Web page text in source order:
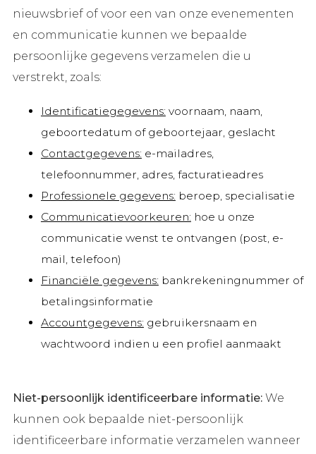
nieuwsbrief of voor een van onze evenementen
en communicatie kunnen we bepaalde
persoonlijke gegevens verzamelen die u
verstrekt, zoals:
Identificatiegegevens: voornaam, naam,
geboortedatum of geboortejaar, geslacht
Contactgegevens: e-mailadres,
telefoonnummer, adres, facturatieadres
Professionele gegevens: beroep, specialisatie
Communicatievoorkeuren: hoe u onze
communicatie wenst te ontvangen (post, e-
mail, telefoon)
Financiële gegevens: bankrekeningnummer of
betalingsinformatie
Accountgegevens: gebruikersnaam en
wachtwoord indien u een profiel aanmaakt
Niet-persoonlijk identificeerbare informatie:We
kunnen ook bepaalde niet-persoonlijk
identificeerbare informatie verzamelen wanneer